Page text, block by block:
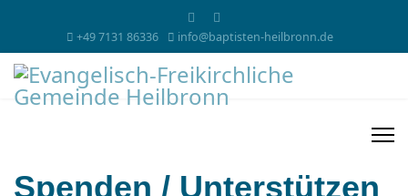
+49 7131 86336 info@baptisten-heilbronn.de
Spenden / Unterstützen